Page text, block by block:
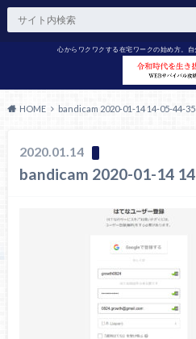
心からワクワクする在宅ワークの始め方。
HOME bandicam 2020-01-14 14-05-44-
2020.01.14
bandicam 2020-01-14